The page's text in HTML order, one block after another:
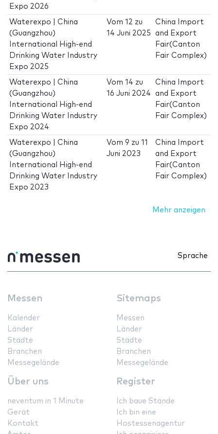
Expo 2026
Waterexpo | China
(Guangzhou)
International High-end
Drinking Water Industry
Expo 2025
Vom12 zu
14 Juni 2025
China Import
and Export
Fair(Canton
Fair Complex)
Waterexpo | China
(Guangzhou)
International High-end
Drinking Water Industry
Expo 2024
Vom14 zu
16 Juni 2024
China Import
and Export
Fair(Canton
Fair Complex)
Waterexpo | China
(Guangzhou)
International High-end
Drinking Water Industry
Expo 2023
Vom9 zu11
Juni 2023
China Import
and Export
Fair(Canton
Fair Complex)
Mehr anzeigen
Sprache
Messen
Kalender
Länder
Städte
Branchen
Messegelände
Sitemaps
Messen
Länder
Städte
Branchen
Messegelände
Über uns
neventum in 1 Minute
Gerät
Kontakt
Register
Ich baue Stände
Ich bin eine
Hostessenagentur